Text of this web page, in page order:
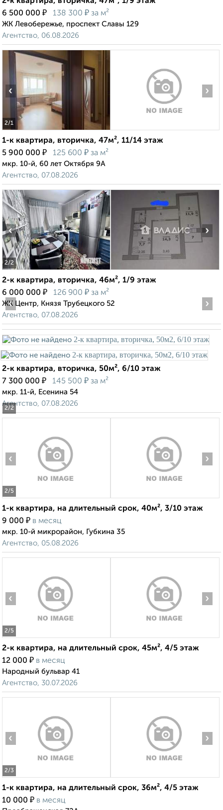
6 500 000 ₽ 138 300 ₽ за м²
ЖК Левобережье, проспект Славы 129
Агентство, 06.08.2026
2/1
‹ ›
1-к квартира, вторичка, 47м², 11/14 этаж
5 900 000 ₽ 125 600 ₽ за м²
мкр. 10-й, 60 лет Октября 9А
Агентство, 07.08.2026
2/2
‹ ›
2-к квартира, вторичка, 46м², 1/9 этаж
6 000 000 ₽ 126 900 ₽ за м²
ЖК Центр, Князя Трубецкого 52
Агентство, 07.08.2026
2/2
‹ ›
2-к квартира, вторичка, 50м², 6/10 этаж
7 300 000 ₽ 145 500 ₽ за м²
мкр. 11-й, Есенина 54
Агентство, 07.08.2026
2/5
‹ ›
1-к квартира, на длительный срок, 40м², 3/10 этаж
9 000 ₽ в месяц
мкр. 10-й микрорайон, Губкина 35
Агентство, 05.08.2026
2/5
‹ ›
2-к квартира, на длительный срок, 45м², 4/5 этаж
12 000 ₽ в месяц
Народный бульвар 41
Агентство, 30.07.2026
2/3
‹ ›
1-к квартира, на длительный срок, 36м², 4/5 этаж
10 000 ₽ в месяц